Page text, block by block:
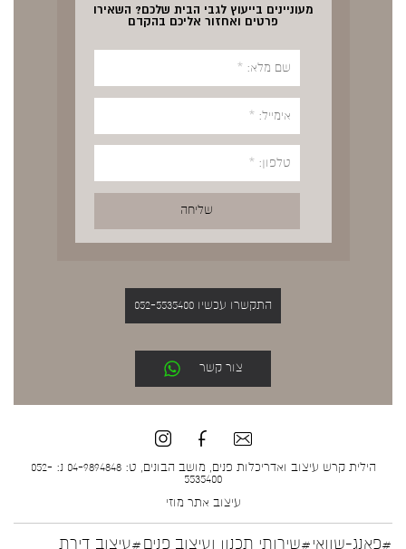
מעוניינים בייעוץ לגבי הבית שלכם? השאירו
פרטים ואחזור אליכם בהקדם
התקשרו עכשיו 052-5535400
צור קשר
הילית קרש עיצוב ואדריכלות פנים, מושב הבונים, ט: 04-9894848 נ: 052-
5535400
עיצוב אתר מוזי
#פאנג-שוואי#שירותי תכנון ועיצוב פנים#עיצוב דירת